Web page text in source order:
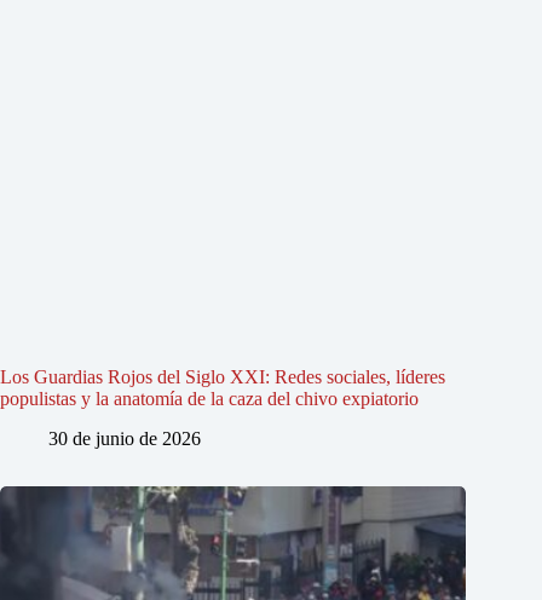
Los Guardias Rojos del Siglo XXI: Redes sociales, líderes
populistas y la anatomía de la caza del chivo expiatorio
30 de junio de 2026